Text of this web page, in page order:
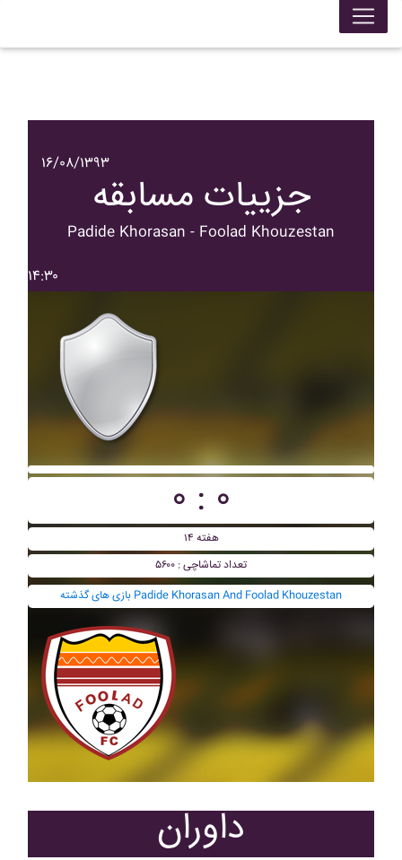
۱۶/۰۸/۱۳۹۳
جزییات مسابقه
Padide Khorasan - Foolad Khouzestan
۱۴:۳۰
۰ : ۰
هفته ۱۴
تعداد تماشاچی : ۵۶۰۰
بازی های گذشته Padide Khorasan And Foolad Khouzestan
داوران